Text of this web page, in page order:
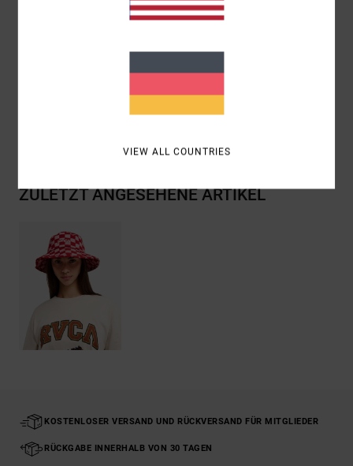
ZULETZT ANGESEHENE ARTIKEL
KOSTENLOSER VERSAND UND RÜCKVERSAND FÜR MITGLIEDER
RÜCKGABE INNERHALB VON 30 TAGEN
VIEW ALL COUNTRIES